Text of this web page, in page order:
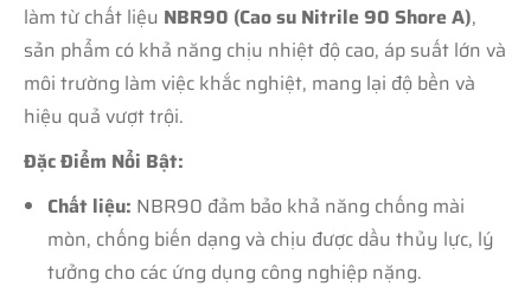
làm từ chất liệu NBR90 (Cao su Nitrile 90 Shore A),
sản phẩm có khả năng chịu nhiệt độ cao, áp suất lớn và
môi trường làm việc khắc nghiệt, mang lại độ bền và
hiệu quả vượt trội.
Đặc Điểm Nổi Bật:
Chất liệu: NBR90 đảm bảo khả năng chống mài
mòn, chống biến dạng và chịu được dầu thủy lực, lý
tưởng cho các ứng dụng công nghiệp nặng.